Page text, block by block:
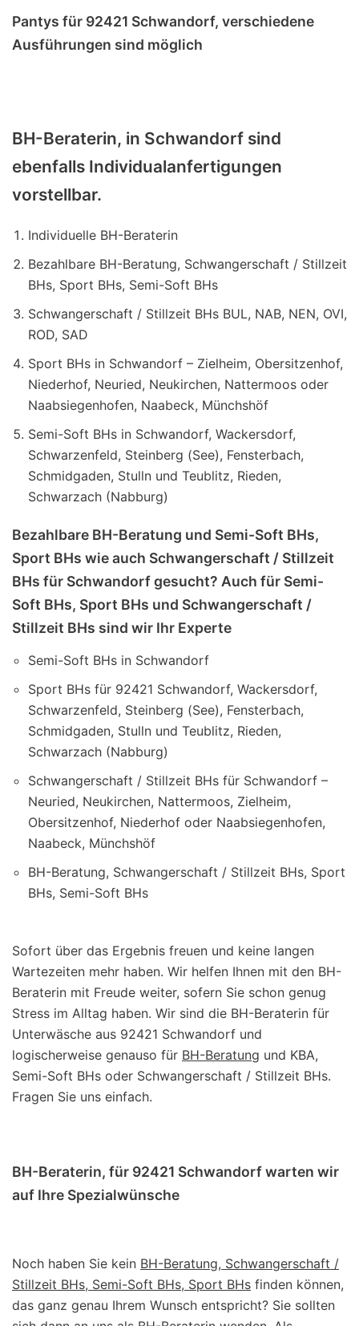
Pantys für 92421 Schwandorf, verschiedene
Ausführungen sind möglich
BH-Beraterin, in Schwandorf sind
ebenfalls Individualanfertigungen
vorstellbar.
Individuelle BH-Beraterin
Bezahlbare BH-Beratung, Schwangerschaft / Stillzeit
BHs, Sport BHs, Semi-Soft BHs
Schwangerschaft / Stillzeit BHs BUL, NAB, NEN, OVI,
ROD, SAD
Sport BHs in Schwandorf – Zielheim, Obersitzenhof,
Niederhof, Neuried, Neukirchen, Nattermoos oder
Naabsiegenhofen, Naabeck, Münchshöf
Semi-Soft BHs in Schwandorf, Wackersdorf,
Schwarzenfeld, Steinberg (See), Fensterbach,
Schmidgaden, Stulln und Teublitz, Rieden,
Schwarzach (Nabburg)
Bezahlbare BH-Beratung und Semi-Soft BHs,
Sport BHs wie auch Schwangerschaft / Stillzeit
BHs für Schwandorf gesucht? Auch für Semi-
Soft BHs, Sport BHs und Schwangerschaft /
Stillzeit BHs sind wir Ihr Experte
Semi-Soft BHs in Schwandorf
Sport BHs für 92421 Schwandorf, Wackersdorf,
Schwarzenfeld, Steinberg (See), Fensterbach,
Schmidgaden, Stulln und Teublitz, Rieden,
Schwarzach (Nabburg)
Schwangerschaft / Stillzeit BHs für Schwandorf –
Neuried, Neukirchen, Nattermoos, Zielheim,
Obersitzenhof, Niederhof oder Naabsiegenhofen,
Naabeck, Münchshöf
BH-Beratung, Schwangerschaft / Stillzeit BHs, Sport
BHs, Semi-Soft BHs
Sofort über das Ergebnis freuen und keine langen
Wartezeiten mehr haben. Wir helfen Ihnen mit den BH-
Beraterin mit Freude weiter, sofern Sie schon genug
Stress im Alltag haben. Wir sind die BH-Beraterin für
Unterwäsche aus 92421 Schwandorf und
logischerweise genauso für BH-Beratung und KBA,
Semi-Soft BHs oder Schwangerschaft / Stillzeit BHs.
Fragen Sie uns einfach.
BH-Beraterin, für 92421 Schwandorf warten wir
auf Ihre Spezialwünsche
Noch haben Sie kein BH-Beratung, Schwangerschaft /
Stillzeit BHs, Semi-Soft BHs, Sport BHs finden können,
das ganz genau Ihrem Wunsch entspricht? Sie sollten